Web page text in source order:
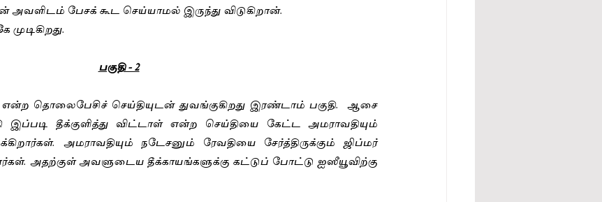
பேசக் கூட செய்யாமல் இருந்து விடுகிறான்.
பகுதி - 2
என்ற தொலைபேசிச் செய்தியுடன் துவங்குகிறது இரண்டாம் பகுதி.  ஆசை
தீக்குளித்து விட்டாள் என்ற செய்தியை கேட்ட அமராவதியும்
அமராவதியும் நடேசனும் ரேவதியை சேர்த்திருக்கும் ஜிப்மர்
அதற்குள் அவளுடைய தீக்காயங்களுக்கு கட்டுப் போட்டு ஐஸீயூவிற்கு